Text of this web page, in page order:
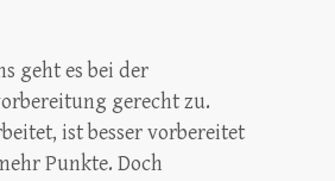
geht es bei der
gerecht zu.
ist besser vorbereitet
Punkte. Doch